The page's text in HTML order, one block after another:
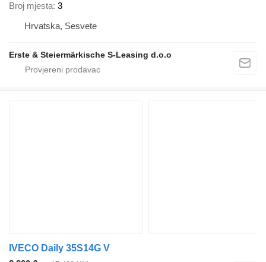
Broj mjesta 3
Hrvatska, Sesvete
Erste & Steiermärkische S-Leasing d.o.o
IVECO Daily 35S14G V